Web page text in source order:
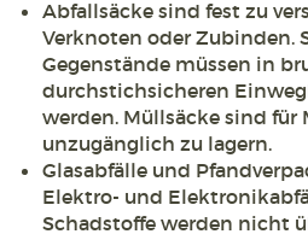
Abfallsäcke sind fest zu
Verknoten oder Zubinden.
Gegenstände müssen in
durchstichsicheren
werden. Müllsäcke sind für
unzugänglich zu lagern.
Glasabfälle und
Elektro- und
Schadstoffe werden nicht